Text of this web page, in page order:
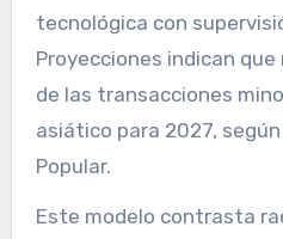
tecnológica con
Proyecciones indican
de las transacciones
asiático para 2027,
Popular.
Este modelo contrasta